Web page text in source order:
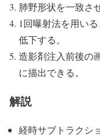
肺野形状を一致さ
1回曝射法を用い
低下する。
造影剤注入前後の
に描出できる。
解説
経時サブトラクシ